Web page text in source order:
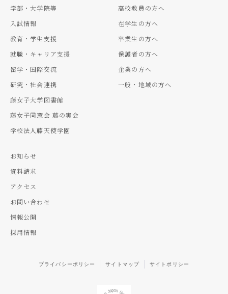
学部・大学院等
入試情報
教育・学生支援
就職・キャリア支援
留学・国際交流
研究・社会連携
藤女子大学図書館
藤女子同窓会 藤の実会
学校法人藤天使学園
高校教員の方へ
在学生の方へ
卒業生の方へ
保護者の方へ
企業の方へ
一般・地域の方へ
お知らせ
資料請求
アクセス
お問い合わせ
情報公開
採用情報
プライバシーポリシー サイトマップ サイトポリシー